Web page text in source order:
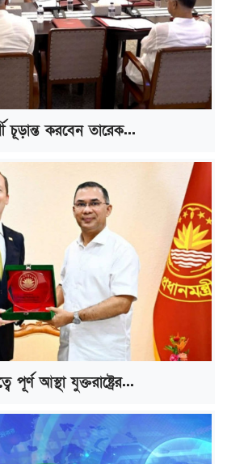
চূড়ান্ত করবেন তারেক...
পূর্ণ আস্থা যুক্তরাষ্ট্রের...